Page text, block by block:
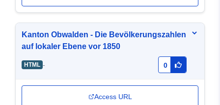
Kanton Obwalden - Die Bevölkerungszahlen
auf lokaler Ebene vor 1850
HTML - 0
Access URL